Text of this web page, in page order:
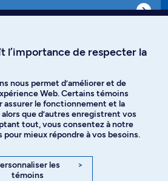
Instagram
YouTube
l’importance de respecter la
nous permet d’améliorer et de
Web. Certains témoins
assurer le fonctionnement et la
que d’autres enregistrent vos
tout, vous consentez à notre
mieux répondre à vos besoins.
les
témoins
>